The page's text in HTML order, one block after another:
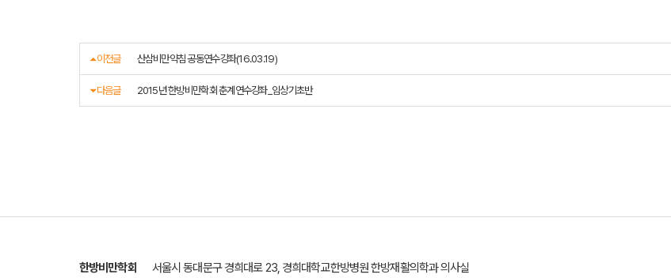
이전글 산삼비만약침 공동연수강좌(16.03.19)
다음글 2015년 한방비만학회 춘계연수강좌_임상기초반
한방비만학회
서울시 동대문구 경희대로 23, 경희대학교한방병원 한방재활의학과 의사실